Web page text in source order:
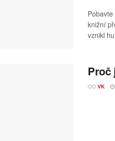
knižní
vznikl
Proč
OD VK